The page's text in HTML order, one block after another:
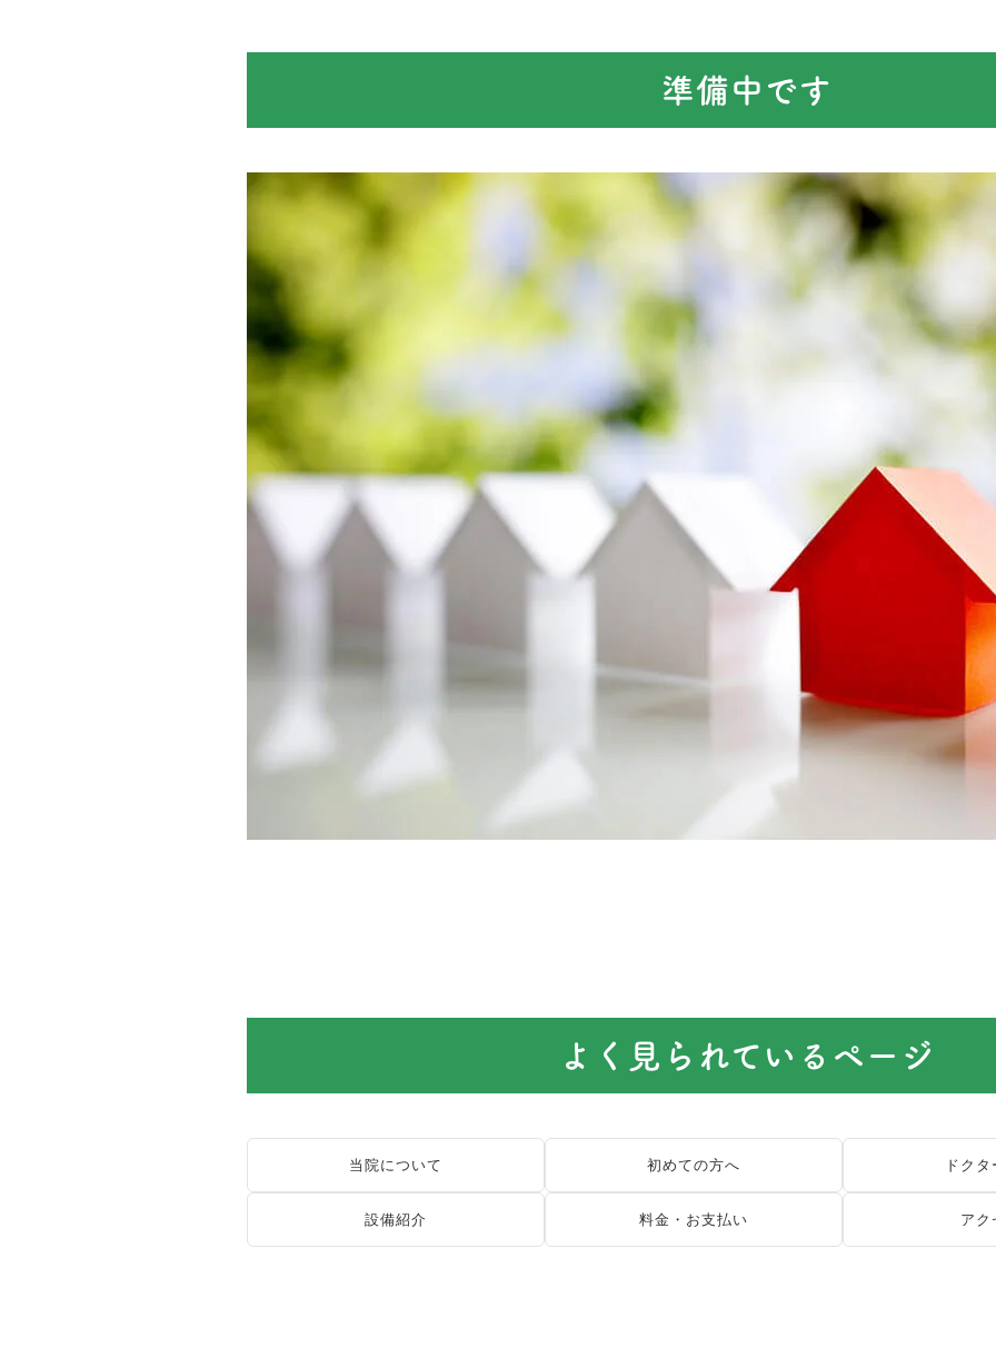
準備中です
よく見られているページ
当院について 初めての方へ ドク
設備紹介 料金・お支払い アク